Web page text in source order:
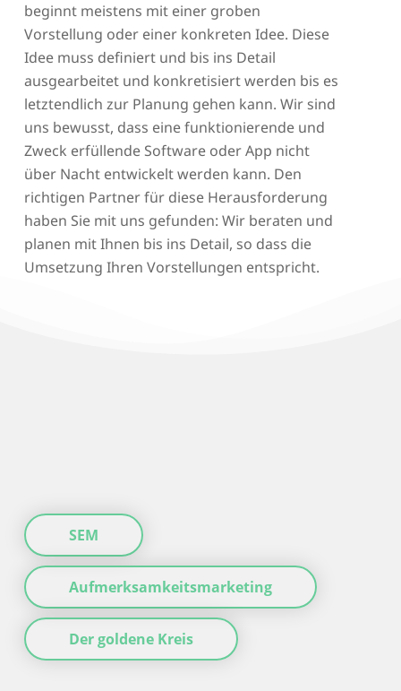
beginnt meistens mit einer groben
Vorstellung oder einer konkreten Idee. Diese
Idee muss definiert und bis ins Detail
ausgearbeitet und konkretisiert werden bis es
letztendlich zur Planung gehen kann. Wir sind
uns bewusst, dass eine funktionierende und
Zweck erfüllende Software oder App nicht
über Nacht entwickelt werden kann. Den
richtigen Partner für diese Herausforderung
haben Sie mit uns gefunden: Wir beraten und
planen mit Ihnen bis ins Detail, so dass die
Umsetzung Ihren Vorstellungen entspricht.
SEM
Aufmerksamkeitsmarketing
Der goldene Kreis